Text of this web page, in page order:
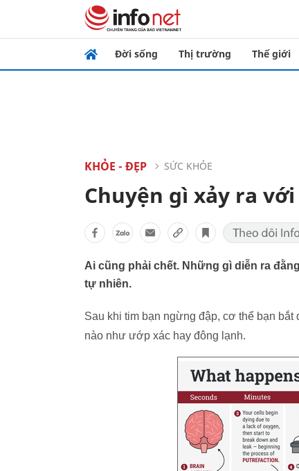
Đời sống Thị trường Thế giới
KHỎE - ĐẸP SỨC KHỎE
Chuyện gì xảy ra
Ai cũng phải chết. Những gì diễn ra
tự nhiên.
Sau khi tim bạn ngừng đập, cơ thể bạn
nào như ướp xác hay đông lạnh.